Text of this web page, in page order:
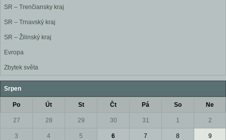
SR – Trenčiansky kraj
SR – Trnavský kraj
SR – Žilinský kraj
Evropa
Zbytek světa
Srpen
Po Út St Čt Pá So Ne
27 28 29 30 31 1 2
3 4 5 6 7 8 9